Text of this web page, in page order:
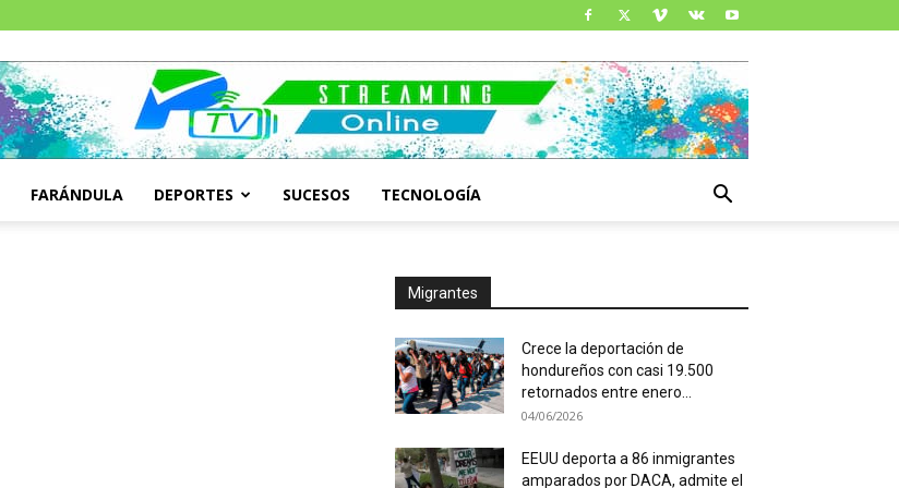
FARÁNDULA DEPORTES SUCESOS TECNOLOGÍA
Migrantes
Crece la deportación de
hondureños con casi 19.500
retornados entre enero...
04/06/2026
EEUU deporta a 86 inmigrantes
amparados por DACA, admite el